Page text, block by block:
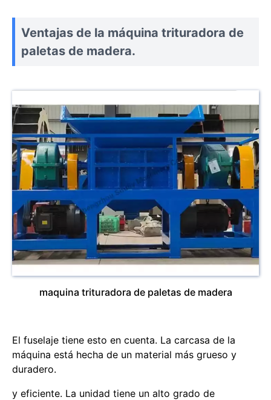
Ventajas de la máquina trituradora de
paletas de madera.
maquina trituradora de paletas de madera
El fuselaje tiene esto en cuenta. La carcasa de la
máquina está hecha de un material más grueso y
duradero.
y eficiente. La unidad tiene un alto grado de